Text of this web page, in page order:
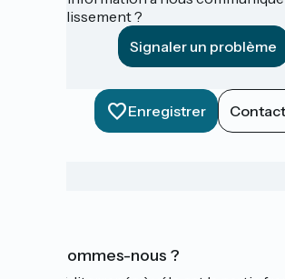
établissement ?
Signaler un problème
Enregistrer
Qui sommes-nous ?